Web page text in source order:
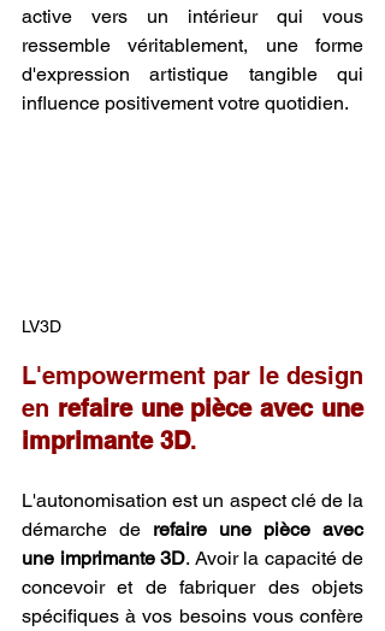
active vers un intérieur qui vous
ressemble véritablement, une forme
d'expression artistique tangible qui
influence positivement votre quotidien.
LV3D
L'empowerment par le design
en refaire une pièce avec une
imprimante 3D.
L'autonomisation est un aspect clé de la
démarche de refaire une pièce avec
une imprimante 3D. Avoir la capacité de
concevoir et de fabriquer des objets
spécifiques à vos besoins vous confère